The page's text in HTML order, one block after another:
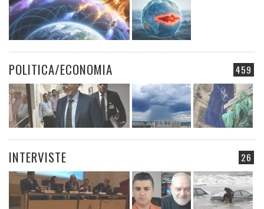
459
POLITICA/ECONOMIA
26
INTERVISTE